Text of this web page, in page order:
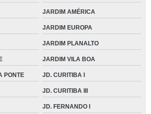
JARDIM AMÉRICA
JARDIM EUROPA
JARDIM PLANALTO
JARDIM VILA BOA
PONTE JD. CURITIBA I
JD. CURITIBA III
JD. FERNANDO I